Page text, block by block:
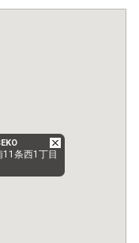
条西1丁目